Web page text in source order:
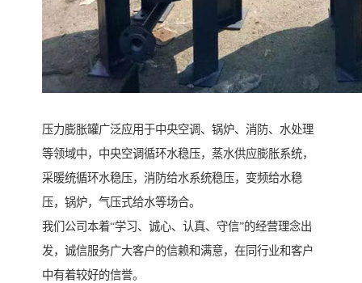
压力膨胀罐广泛应用于中央空调、锅炉、消防、水处理
等领域中，中央空调循环水稳压，蒸水供应膨胀系统，
采暖统循环水稳压，消防给水系统稳压，变频给水稳
压，锅炉，气压式给水等场合。
我们公司本着“学习、诚心、认真、守信”的经营理念出
发，诚信服务广大客户的信赖和满意，在同行业和客户
中有着较好的信誉。